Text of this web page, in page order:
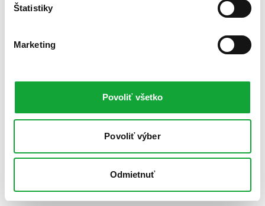
Štatistiky
Marketing
Povoliť všetko
Povoliť výber
Odmietnuť